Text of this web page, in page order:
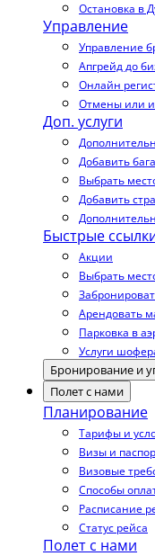
Остановка в
Управление
Управление
Апгрейд до
Онлайн
Отмены или
Доп. услуги
Добавить
Выбрать
Добавить
Быстрые
Акции
Выбрать
Арендовать
Парковка в
Услуги
Бронирование и
Полет с нами
Планирование
Тарифы и
Визы и
Визовые
Способы
Расписание
Статус рейса
Полет с нами